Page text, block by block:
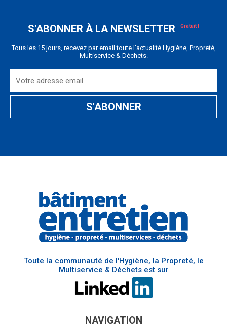
S'ABONNER À LA NEWSLETTER
Tous les 15 jours, recevez par email toute l'actualité Hygiène, Propreté,
Multiservice & Déchets.
Toute la communauté de l'Hygiène, la Propreté, le
Multiservice & Déchets est sur
NAVIGATION